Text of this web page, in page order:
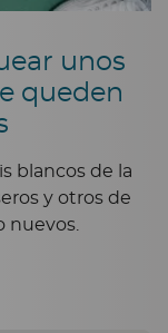
unos
queden
blancos de la
y otros de
nuevos.